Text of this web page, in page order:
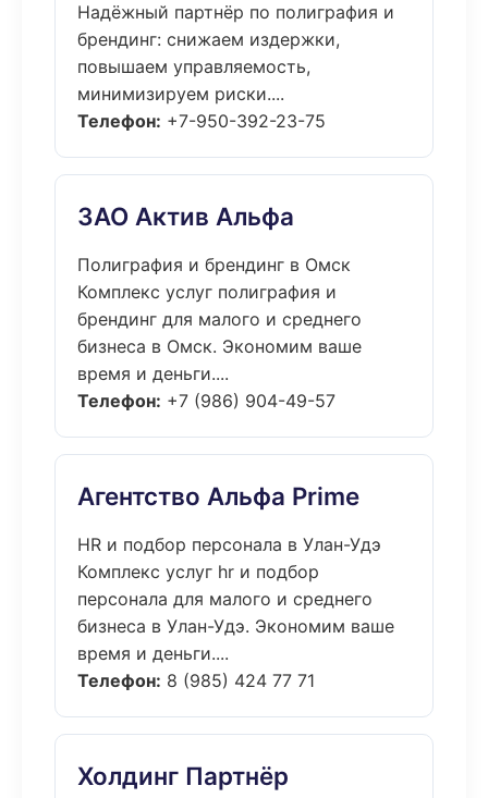
Надёжный партнёр по полиграфия и
брендинг: снижаем издержки,
повышаем управляемость,
минимизируем риски....
Телефон: +7-950-392-23-75
ЗАО Актив Альфа
Полиграфия и брендинг в Омск
Комплекс услуг полиграфия и
брендинг для малого и среднего
бизнеса в Омск. Экономим ваше
время и деньги....
Телефон: +7 (986) 904-49-57
Агентство Альфа Prime
HR и подбор персонала в Улан-Удэ
Комплекс услуг hr и подбор
персонала для малого и среднего
бизнеса в Улан-Удэ. Экономим ваше
время и деньги....
Телефон: 8 (985) 424 77 71
Холдинг Партнёр